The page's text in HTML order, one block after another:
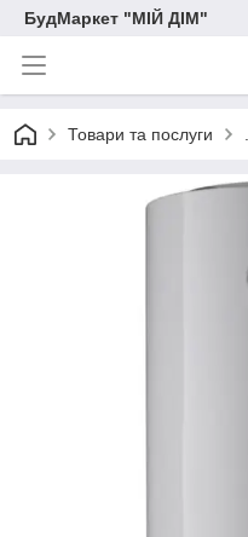
БудМаркет "МІЙ ДІМ"
Товари та послуги